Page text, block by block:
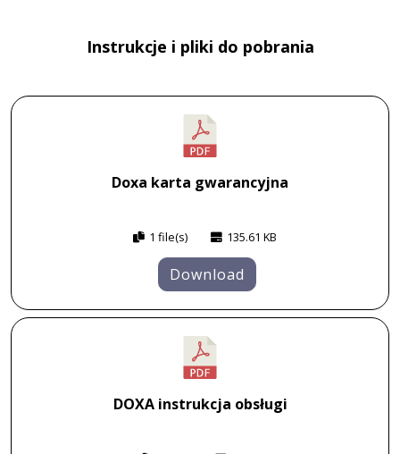
Instrukcje i pliki do pobrania
Doxa karta gwarancyjna
1 file(s) 135.61 KB
Download
DOXA instrukcja obsługi